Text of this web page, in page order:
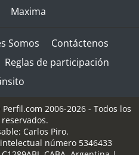
Maxima
Somos
Contáctenos
Reglas de participación
2006-2026 - Todos los
Carlos Piro.
número 5346433